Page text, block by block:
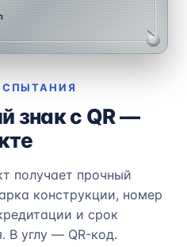
знак с QR —
получает прочный
конструкции, номер
и срок
В углу — QR-код.